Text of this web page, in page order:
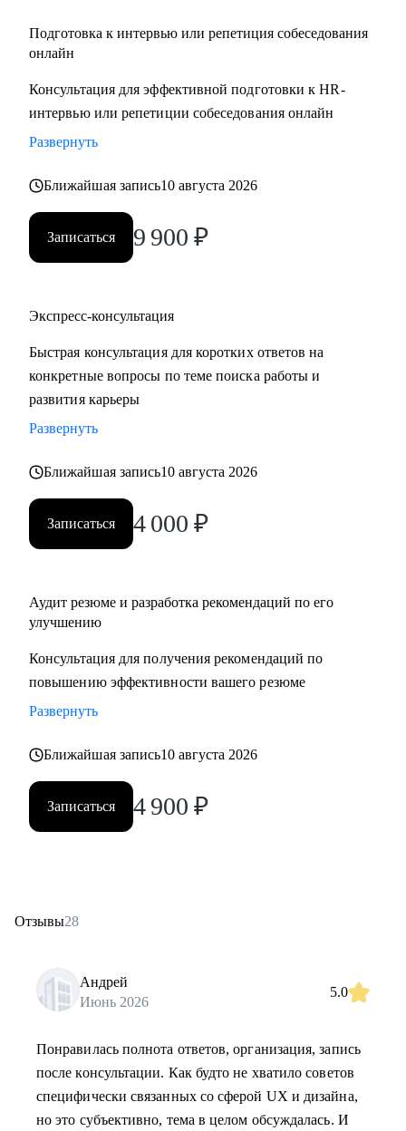
Подготовка к интервью или репетиция собеседования
онлайн
Консультация для эффективной подготовки к HR-
интервью или репетиции собеседования онлайн
Развернуть
Ближайшая запись10 августа 2026
Записаться 9 900 ₽
Экспресс-консультация
Быстрая консультация для коротких ответов на
конкретные вопросы по теме поиска работы и
развития карьеры
Развернуть
Ближайшая запись10 августа 2026
Записаться 4 000 ₽
Аудит резюме и разработка рекомендаций по его
улучшению
Консультация для получения рекомендаций по
повышению эффективности вашего резюме
Развернуть
Ближайшая запись10 августа 2026
Записаться 4 900 ₽
Отзывы28
Андрей
Июнь 2026
5.0
Понравилась полнота ответов, организация, запись
после консультации. Как будто не хватило советов
специфически связанных со сферой UX и дизайна,
но это субъективно, тема в целом обсуждалась. И